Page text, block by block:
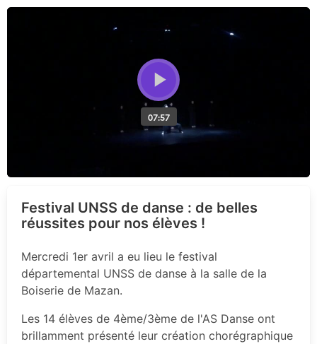
Festival UNSS de danse : de belles
réussites pour nos élèves !
Mercredi 1er avril a eu lieu le festival
départemental UNSS de danse à la salle de la
Boiserie de Mazan.
Les 14 élèves de 4ème/3ème de l'AS Danse ont
brillamment présenté leur création chorégraphique